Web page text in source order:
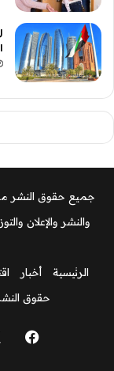
جميع حقوق النشر
والنشر والإعلان
الرئيسية
أخبار
حقوق